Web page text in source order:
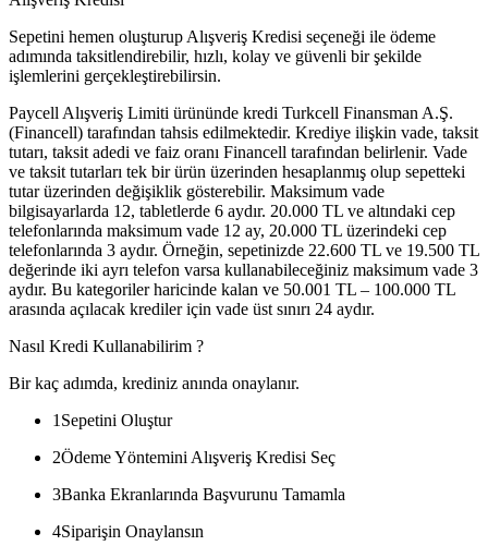
Sepetini hemen oluşturup Alışveriş Kredisi seçeneği ile ödeme
adımında taksitlendirebilir, hızlı, kolay ve güvenli bir şekilde
işlemlerini gerçekleştirebilirsin.
Paycell Alışveriş Limiti ürününde kredi Turkcell Finansman A.Ş.
(Financell) tarafından tahsis edilmektedir. Krediye ilişkin vade, taksit
tutarı, taksit adedi ve faiz oranı Financell tarafından belirlenir. Vade
ve taksit tutarları tek bir ürün üzerinden hesaplanmış olup sepetteki
tutar üzerinden değişiklik gösterebilir. Maksimum vade
bilgisayarlarda 12, tabletlerde 6 aydır. 20.000 TL ve altındaki cep
telefonlarında maksimum vade 12 ay, 20.000 TL üzerindeki cep
telefonlarında 3 aydır. Örneğin, sepetinizde 22.600 TL ve 19.500 TL
değerinde iki ayrı telefon varsa kullanabileceğiniz maksimum vade 3
aydır. Bu kategoriler haricinde kalan ve 50.001 TL – 100.000 TL
arasında açılacak krediler için vade üst sınırı 24 aydır.
Nasıl Kredi Kullanabilirim ?
Bir kaç adımda, krediniz anında onaylanır.
1 Sepetini Oluştur
2Ödeme Yöntemini Alışveriş Kredisi Seç
3Banka Ekranlarında Başvurunu Tamamla
4Siparişin Onaylansın